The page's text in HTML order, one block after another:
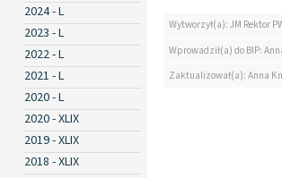
2024 - L
2023 - L
2022 - L
2021 - L
2020 - L
2020 - XLIX
2019 - XLIX
2018 - XLIX
Wytworzył(a): JM Rektor
Wprowadził(a) do BIP:
Zaktualizował(a): Anna